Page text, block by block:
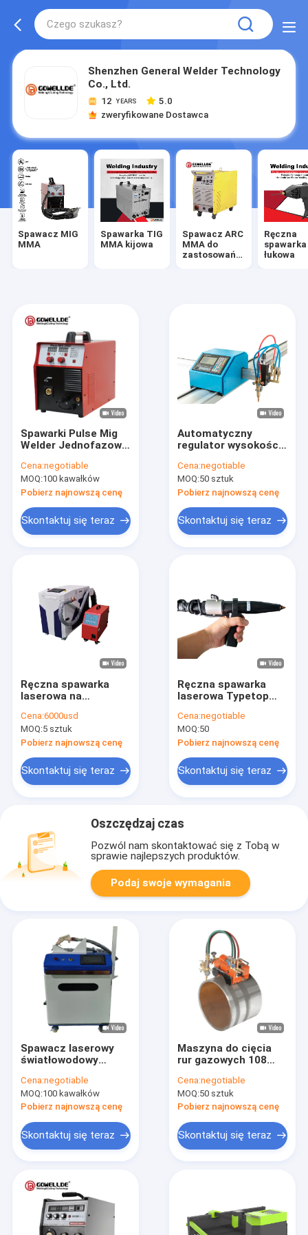
Shenzhen General Welder Technology
Co., Ltd.
12 YEARS
5.0
zweryfikowane Dostawca
Spawacz MIG
MMA
Spawarka TIG
MMA kijowa
Spawacz ARC
MMA do
zastosowań
Ręczna
spawarka
łukowa
Spawarki Pulse Mig
Welder Jednofazowe
spawania
aluminiowych drzwi i
okien
Cena:negotiable
MOQ:100 kawałków
Pobierz najnowszą cenę
Skontaktuj się teraz
Automatyczny
regulator wysokości
do przecinarki
plazmowej CNC
Cena:negotiable
MOQ:50 sztuk
Pobierz najnowszą cenę
Skontaktuj się teraz
Ręczna spawarka
laserowa na
spawarka laserowa
Ręczne spawanie
laserowe Przenośna
Cena:6000usd
MOQ:5 sztuk
Pobierz najnowszą cenę
Skontaktuj się teraz
Ręczna spawarka
laserowa Typetop
zgrzewarka
punktowa o dużej
mocy
Cena:negotiable
MOQ:50
Pobierz najnowszą cenę
Skontaktuj się teraz
Oszczędzaj czas
Pozwól nam skontaktować się z Tobą w
sprawie najlepszych produktów.
Podaj swoje wymagania
Spawacz laserowy
światłowodowy
do aluminium ze stali
nierdzewnej 1500W
Cena:negotiable
MOQ:100 kawałków
Pobierz najnowszą cenę
Skontaktuj się teraz
Maszyna do cięcia
rur gazowych 108
cięcia płomieniem
5000 mm / min
Cena:negotiable
MOQ:50 sztuk
Pobierz najnowszą cenę
Skontaktuj się teraz